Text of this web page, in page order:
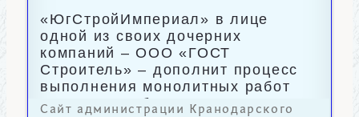
«ЮгСтройИмпериал» в лице
одной из своих дочерних
компаний – ООО «ГОСТ
Строитель» – дополнит процесс
выполнения монолитных работ
принципами бережливости.
Сайт администрации Кранодарского